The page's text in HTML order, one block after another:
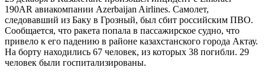
190AR авиакомпании Azerbaijan Airlines. Самолет,
следовавший из Баку в Грозный, был сбит российским ПВО.
Сообщается, что ракета попала в пассажирское судно, что
привело к его падению в районе казахстанского города Актау.
На борту находились 67 человек, из которых 38 погибли. 29
человек были госпитализированы.